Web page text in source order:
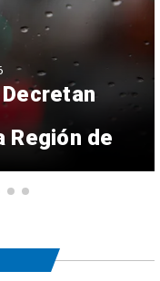
Región de